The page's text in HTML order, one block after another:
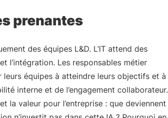
prenantes
des équipes L&D. L’IT attend des
l’intégration. Les responsables métier
équipes à atteindre leurs objectifs et à
interne et de l’engagement collaborateur.
la valeur pour l’entreprise : que deviennent